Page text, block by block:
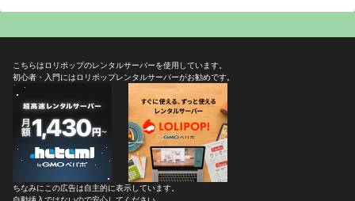
こちらはロリポップのレンタルサーバーを使用しています。
初心者・入門にはロリポップレンタルサーバーがお勧めです。
ちなみにこの広告は自主的に表示しています。